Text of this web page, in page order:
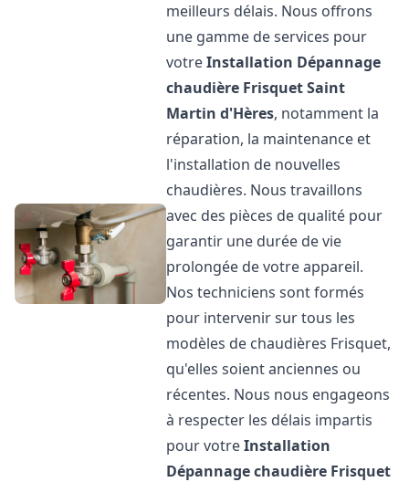
meilleurs délais. Nous offrons
une gamme de services pour
votreInstallation Dépannage
chaudière FrisquetSaint
Martin d'Hères, notamment la
réparation, la maintenance et
l'installation de nouvelles
chaudières. Nous travaillons
avec des pièces de qualité pour
garantir une durée de vie
prolongée de votre appareil.
Nos techniciens sont formés
pour intervenir sur tous les
modèles de chaudières Frisquet,
qu'elles soient anciennes ou
récentes. Nous nous engageons
à respecter les délais impartis
pour votreInstallation
Dépannage chaudière Frisquet